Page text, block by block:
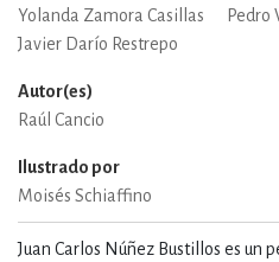
Yolanda Zamora Casillas
Pedro
Javier Darío Restrepo
Autor(es)
Raúl Cancio
Ilustrado por
Moisés Schiaffino
Juan Carlos Núñez Bustillos es un